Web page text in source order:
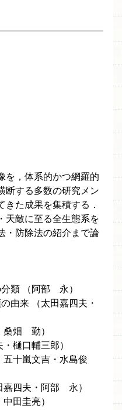
を，体系的かつ網羅的
断する多数の研究メン
た成果を集積する．
天敵に至る全生態系を
・防除法の紹介まで論
類 （阿部 永）
由来 （太田嘉四夫・
桑畑 勤）
樋口輔三郎）
十嵐文吉・水島俊
四夫・阿部 永）
田圭亮）